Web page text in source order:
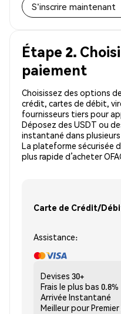
S'inscrire maintenant
Étape 2.
paiement
Choisissez des options
crédit, cartes de débit,
fournisseurs tiers pour
Déposez des USDT ou
instantané dans plusieurs
La plateforme sécurisée
plus rapide d’acheter
Carte de Crédit/
Assistance:
Devises 30+
Frais le plus bas 0.8%
Arrivée Instantané
Meilleur pour